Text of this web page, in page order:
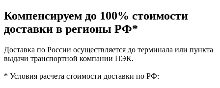
Компенсируем до 100% стоимости
доставки в регионы РФ*
Доставка по России осуществляется до терминала или пункта
выдачи транспортной компании ПЭК.
* Условия расчета стоимости доставки по РФ: